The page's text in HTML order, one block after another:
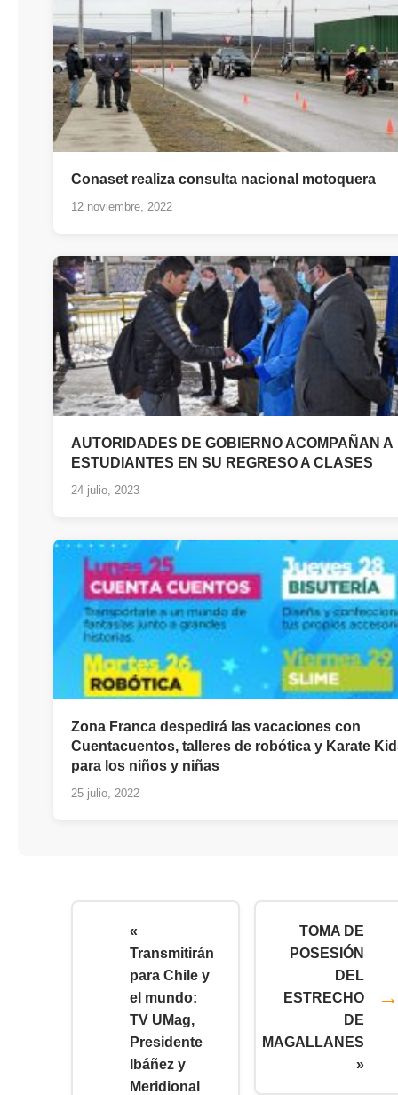
Conaset realiza consulta nacional motoquera
12 noviembre, 2022
AUTORIDADES DE GOBIERNO ACOMPAÑAN A
ESTUDIANTES EN SU REGRESO A CLASES
24 julio, 2023
Zona Franca despedirá las vacaciones con
Cuentacuentos, talleres de robótica y Karate
para los niños y niñas
25 julio, 2022
«
Transmitirán
para Chile y
el mundo:
TV UMag,
Presidente
Ibáñez y
Meridional
TOMA DE
POSESIÓN
DEL
ESTRECHO
DE
MAGALLANES
»